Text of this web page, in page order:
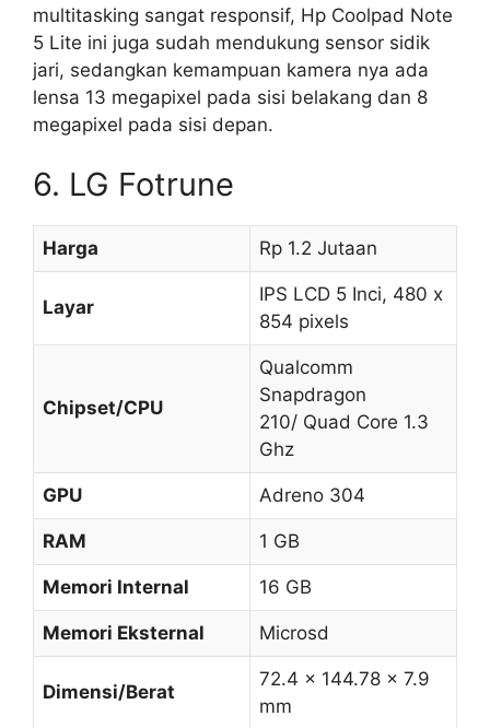
multitasking sangat responsif, Hp Coolpad Note
5 Lite ini juga sudah mendukung sensor sidik
jari, sedangkan kemampuan kamera nya ada
lensa 13 megapixel pada sisi belakang dan 8
megapixel pada sisi depan.
6. LG Fotrune
Harga Rp 1.2 Jutaan
Layar
IPS LCD 5 Inci, 480 x
854 pixels
Chipset/CPU
Qualcomm
Snapdragon
210/ Quad Core 1.3
Ghz
GPU Adreno 304
RAM 1 GB
Memori Internal 16 GB
Memori Eksternal Microsd
Dimensi/Berat
72.4 x 144.78 x 7.9
mm